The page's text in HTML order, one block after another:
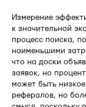
Измерение
к значительной
процесс поиска,
наименьшими
что на доски
заявок, но
может быть
рефералов, но